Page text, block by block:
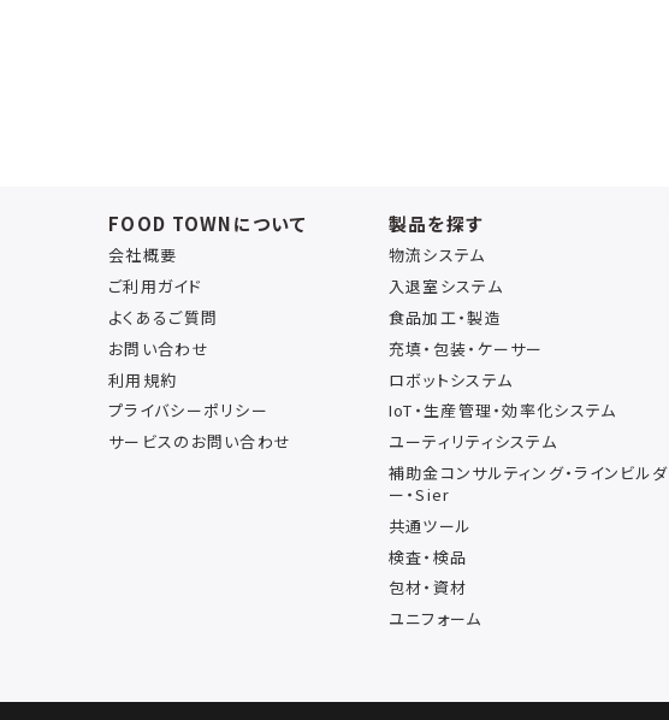
FOOD TOWNについて
会社概要
ご利用ガイド
よくあるご質問
お問い合わせ
利用規約
プライバシーポリシー
サービスのお問い合わせ
製品を探す
物流システム
入退室システム
食品加工・製造
充填・包装・ケーサー
ロボットシステム
IoT・生産管理・効率化システム
ユーティリティシステム
補助金コンサルティング・ラインビルダ
ー・Sier
共通ツール
検査・検品
包材・資材
ユニフォーム